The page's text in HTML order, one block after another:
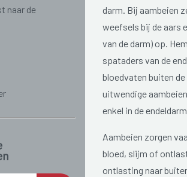
naar de
darm. Bij aambeien
weefsels bij de aars
van de darm) op.
spataders van de
bloedvaten buiten
uitwendige
enkel in de
Aambeien zorgen
bloed, slijm of
ontlasting naar